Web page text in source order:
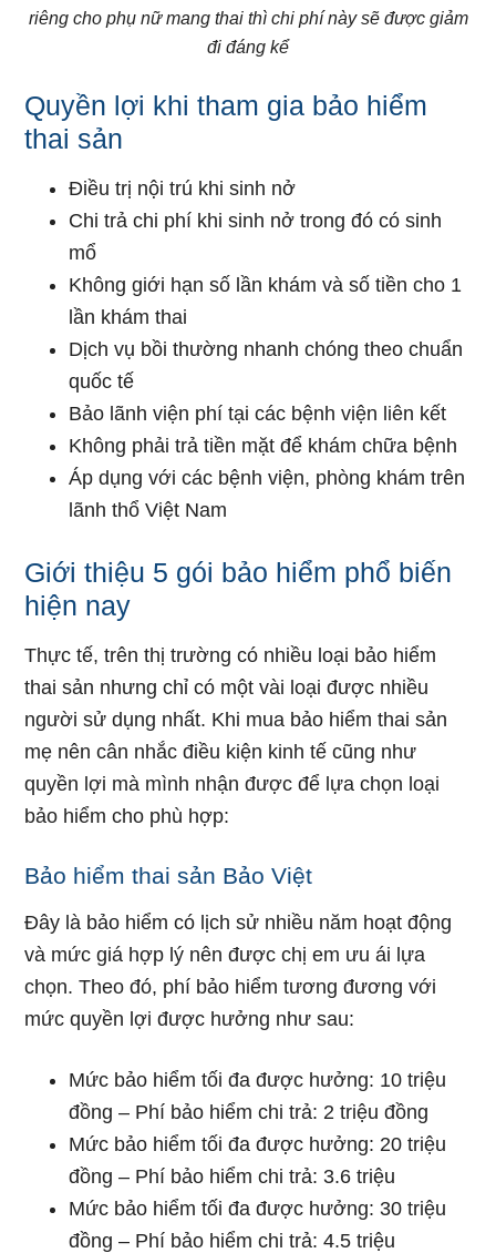
riêng cho phụ nữ mang thai thì chi phí này sẽ được giảm
đi đáng kể
Quyền lợi khi tham gia bảo hiểm
thai sản
Điều trị nội trú khi sinh nở
Chi trả chi phí khi sinh nở trong đó có sinh
mổ
Không giới hạn số lần khám và số tiền cho 1
lần khám thai
Dịch vụ bồi thường nhanh chóng theo chuẩn
quốc tế
Bảo lãnh viện phí tại các bệnh viện liên kết
Không phải trả tiền mặt để khám chữa bệnh
Áp dụng với các bệnh viện, phòng khám trên
lãnh thổ Việt Nam
Giới thiệu 5 gói bảo hiểm phổ biến
hiện nay
Thực tế, trên thị trường có nhiều loại bảo hiểm
thai sản nhưng chỉ có một vài loại được nhiều
người sử dụng nhất. Khi mua bảo hiểm thai sản
mẹ nên cân nhắc điều kiện kinh tế cũng như
quyền lợi mà mình nhận được để lựa chọn loại
bảo hiểm cho phù hợp:
Bảo hiểm thai sản Bảo Việt
Đây là bảo hiểm có lịch sử nhiều năm hoạt động
và mức giá hợp lý nên được chị em ưu ái lựa
chọn. Theo đó, phí bảo hiểm tương đương với
mức quyền lợi được hưởng như sau:
Mức bảo hiểm tối đa được hưởng: 10 triệu
đồng – Phí bảo hiểm chi trả: 2 triệu đồng
Mức bảo hiểm tối đa được hưởng: 20 triệu
đồng – Phí bảo hiểm chi trả: 3.6 triệu
Mức bảo hiểm tối đa được hưởng: 30 triệu
đồng – Phí bảo hiểm chi trả: 4.5 triệu